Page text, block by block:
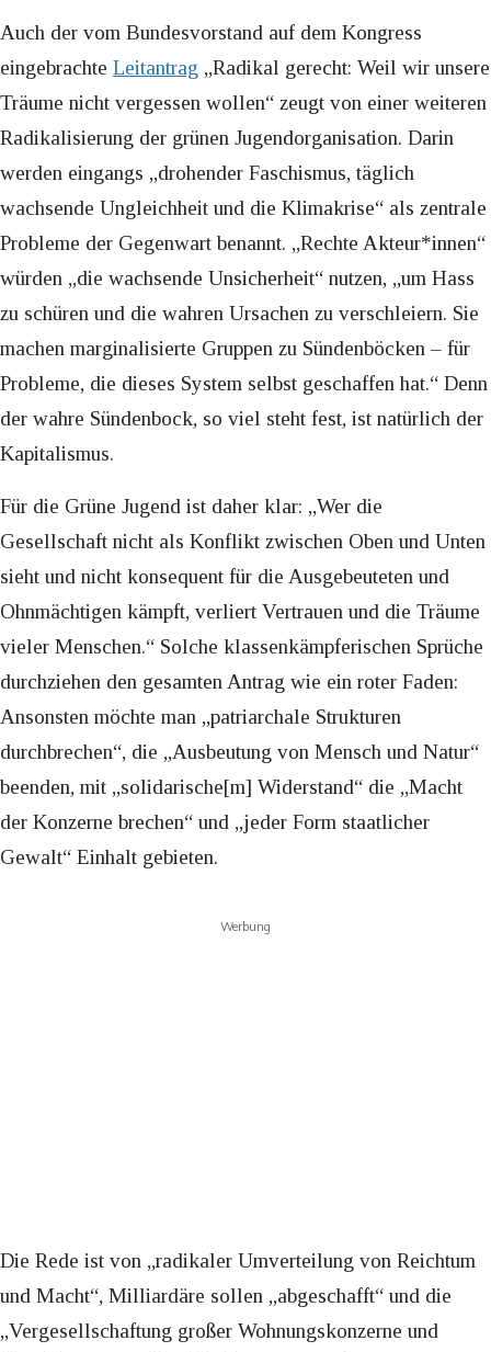
Auch der vom Bundesvorstand auf dem Kongress
eingebrachte Leitantrag „Radikal gerecht: Weil wir unsere
Träume nicht vergessen wollen“ zeugt von einer weiteren
Radikalisierung der grünen Jugendorganisation. Darin
werden eingangs „drohender Faschismus, täglich
wachsende Ungleichheit und die Klimakrise“ als zentrale
Probleme der Gegenwart benannt. „Rechte Akteur*innen“
würden „die wachsende Unsicherheit“ nutzen, „um Hass
zu schüren und die wahren Ursachen zu verschleiern. Sie
machen marginalisierte Gruppen zu Sündenböcken – für
Probleme, die dieses System selbst geschaffen hat.“ Denn
der wahre Sündenbock, so viel steht fest, ist natürlich der
Kapitalismus.
Für die Grüne Jugend ist daher klar: „Wer die
Gesellschaft nicht als Konflikt zwischen Oben und Unten
sieht und nicht konsequent für die Ausgebeuteten und
Ohnmächtigen kämpft, verliert Vertrauen und die Träume
vieler Menschen.“ Solche klassenkämpferischen Sprüche
durchziehen den gesamten Antrag wie ein roter Faden:
Ansonsten möchte man „patriarchale Strukturen
durchbrechen“, die „Ausbeutung von Mensch und Natur“
beenden, mit „solidarische[m] Widerstand“ die „Macht
der Konzerne brechen“ und „jeder Form staatlicher
Gewalt“ Einhalt gebieten.
Werbung
Die Rede ist von „radikaler Umverteilung von Reichtum
und Macht“, Milliardäre sollen „abgeschafft“ und die
„Vergesellschaftung großer Wohnungskonzerne und